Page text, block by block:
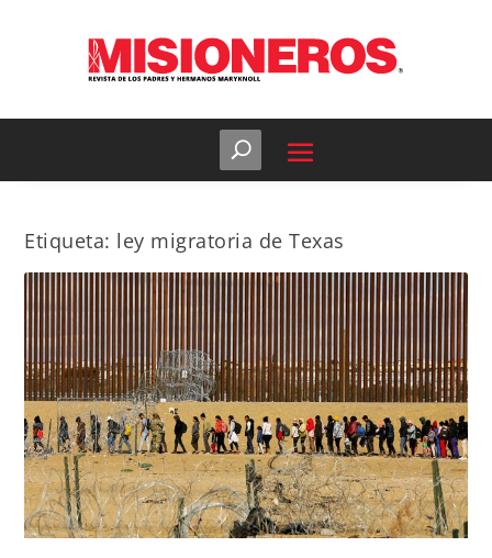
Etiqueta: ley migratoria de Texas